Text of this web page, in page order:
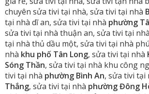
chuyên sửa tivi tại nhà, sửa tivi tại nhà
tại nhà dĩ an, sửa tivi tại nhà phường
sửa tivi tại nhà thuận an, sửa tivi tại
tại nhà thủ dầu một, sửa tivi tại nhà
nhà khu phố Tân Long, sửa tivi tại nhà
Sóng Thần, sửa tivi tại nhà khu công
tivi tại nhà phường Bình An, sửa tivi tại
Thắng, sửa tivi tại nhà phường Đông